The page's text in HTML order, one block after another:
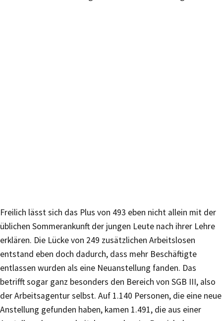
Freilich lässt sich das Plus von 493 eben nicht allein mit der
üblichen Sommerankunft der jungen Leute nach ihrer Lehre
erklären. Die Lücke von 249 zusätzlichen Arbeitslosen
entstand eben doch dadurch, dass mehr Beschäftigte
entlassen wurden als eine Neuanstellung fanden. Das
betrifft sogar ganz besonders den Bereich von SGB III, also
der Arbeitsagentur selbst. Auf 1.140 Personen, die eine neue
Anstellung gefunden haben, kamen 1.491, die aus einer